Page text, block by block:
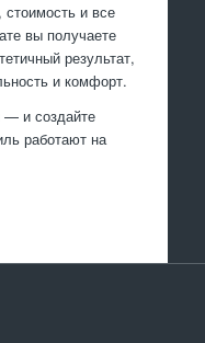
и все
вы получаете
результат,
и комфорт.
— и создайте
работают на